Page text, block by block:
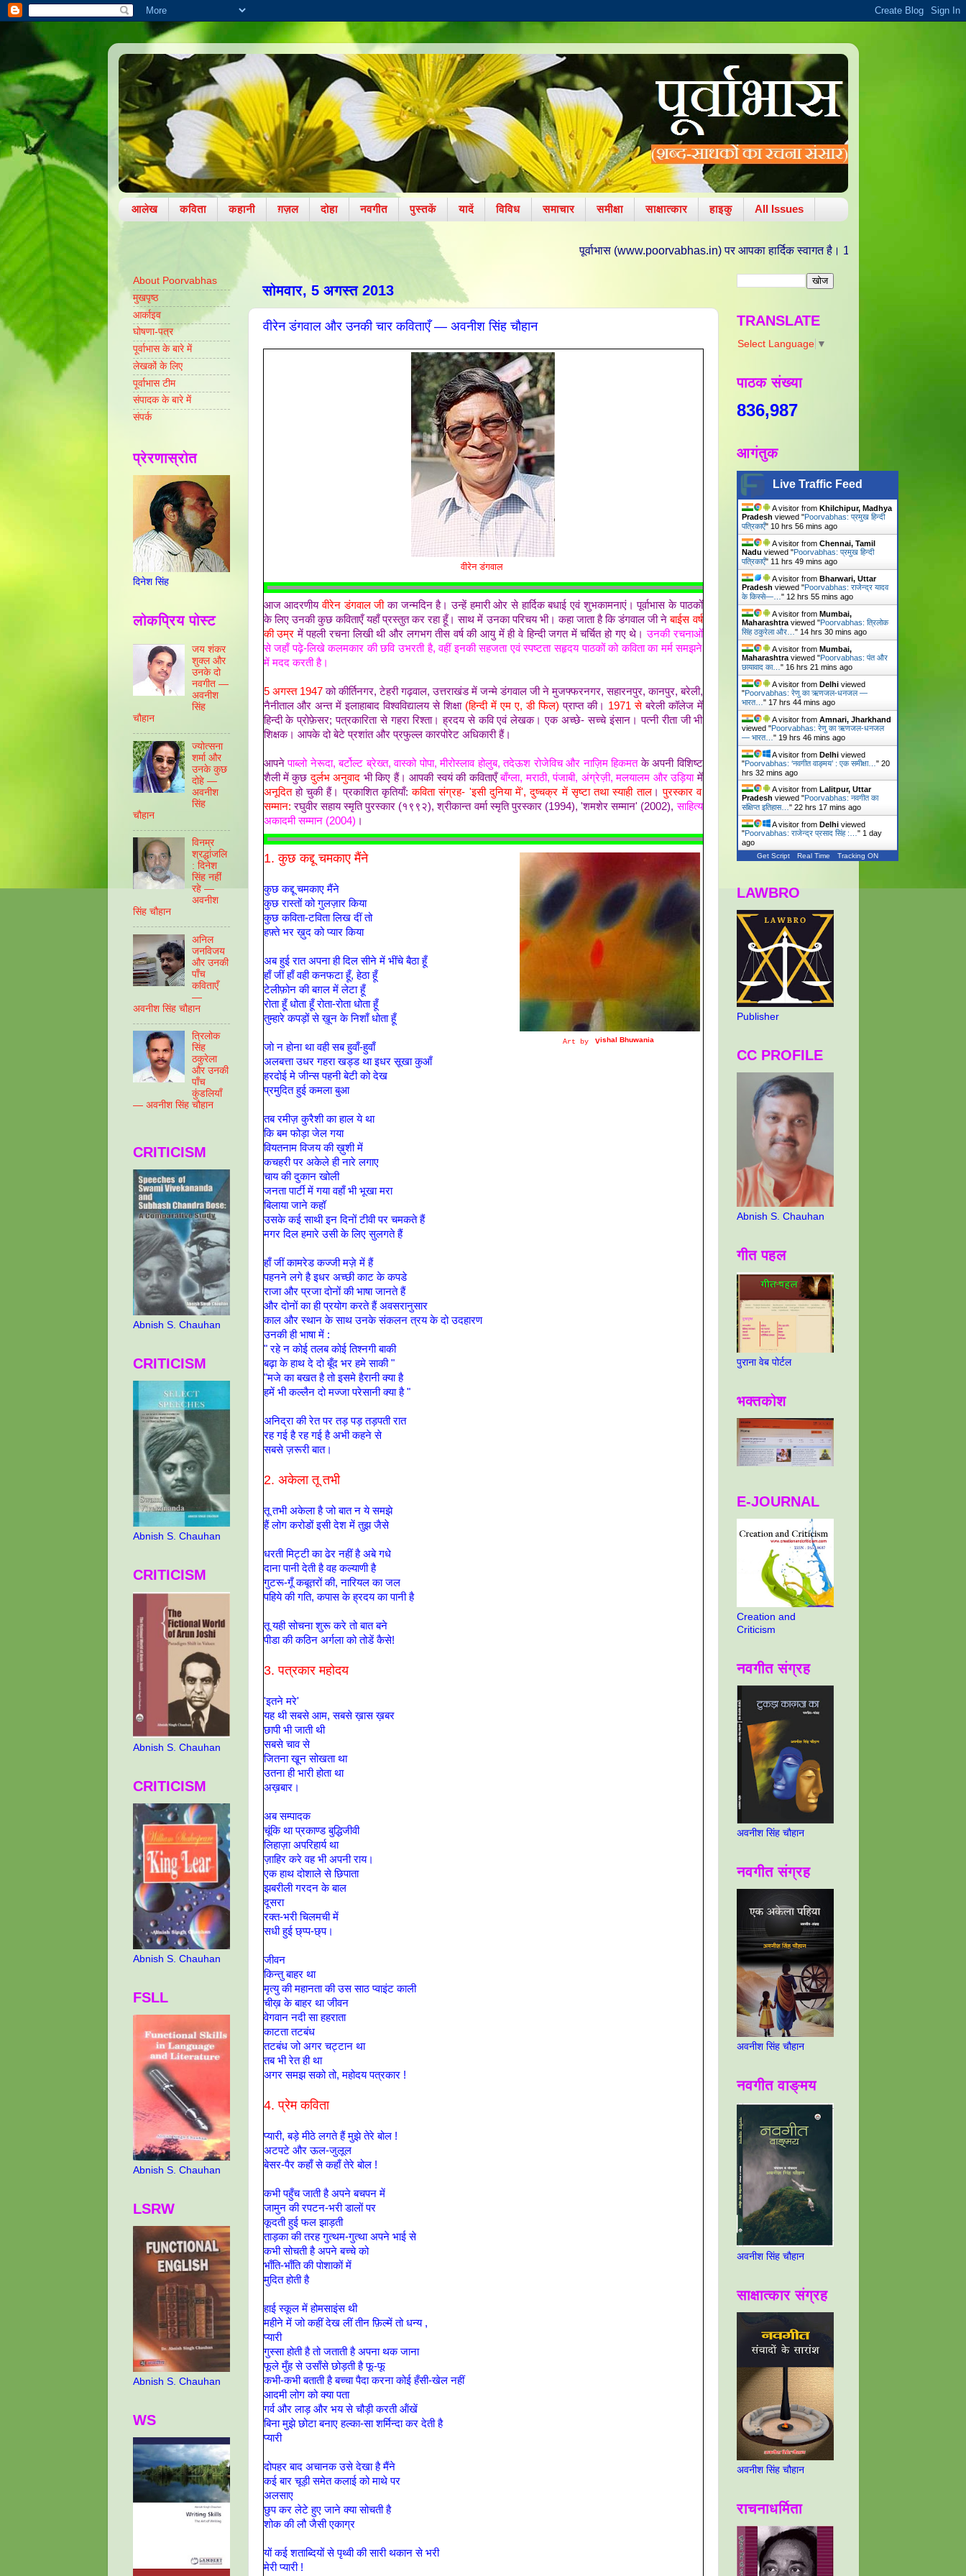
आलेख कविता कहानी ग़ज़ल दोहा नवगीत पुस्तकें यादें विविध समाचार समीक्षा साक्षात्कार हाइकु All Issues
पूर्वाभास (www.poorvabhas.in) पर आपका हार्दिक स्वागत है। 11 अक्टूबर 2010 को वरद चतुर्थी/ ललित
सोमवार, 5 अगस्त 2013
वीरेन डंगवाल और उनकी चार कविताएँ — अवनीश सिंह चौहान
वीरेन डंगवाल
आज आदरणीयवीरेन डंगवाल जीका जन्मदिन है। उन्हें हमारी ओर से हार्दिक बधाई एवं शुभकामनाएं। पूर्वाभास के पाठकों
के लिए उनकी कुछ कविताएँ यहाँ प्रस्तुत कर रहा हूँ। साथ में उनका परिचय भी।कहा जाता है कि डंगवाल जी नेबाईस वर्ष
की उम्र में पहली रचना लिखी थी और लगभग तीस वर्ष की आयु में ही वे हिन्दी जगत में चर्चित हो गए थे। उनकी रचनाओं
से जहाँ पढ़े-लिखे कलमकार की छवि उभरती है, वहीं इनकी सहजता एवं स्पष्टता सहृदय पाठकों को कविता का मर्म समझने
में मदद करती है।
5 अगस्त 1947को कीर्तिनगर, टेहरी गढ़वाल, उत्तराखंड में जन्मे डंगवाल जी ने मुजफ्फरनगर, सहारनपुर, कानपुर, बरेली,
नैनीताल और अन्त में इलाहाबाद विश्वविद्यालय से शिक्षा (हिन्दी में एम ए, डी फिल) प्राप्त की। 1971 सेबरेली कॉलेज में
हिन्दी के प्रोफ़ेसर; पत्रकारिता से गहरा रिश्ता। ह्रदय से कवि एवं लेखक। एक अच्छे- सच्चे इंसान। पत्नी रीता जी भी
शिक्षक। आपके दो बेटे प्रशांत और प्रफुल्ल कारपोरेट अधिकारी हैं।
आपनेपाब्लो नेरूदा, बर्टोल्ट ब्रेख्त, वास्को पोपा, मीरोस्लाव होलुब, तदेऊश रोजेविच और नाज़िम हिकमतके अपनी विशिष्ट
शैली में कुछदुर्लभ अनुवाद भी किए हैं। आपकी स्वयं की कविताएँबाँग्ला, मराठी, पंजाबी, अंग्रेज़ी, मलयालम और उड़ियामें
अनूदितहो चुकी हैं।प्रकाशित कृतियाँ:कविता संग्रह- 'इसी दुनिया में', दुष्चक्र में सृष्टा तथा स्याही ताल। पुरस्कार व
सम्मान: रघुवीर सहाय स्मृति पुरस्कार (१९९२), श्रीकान्त वर्मा स्मृति पुरस्कार (1994), 'शमशेर सम्मान' (2002),साहित्य
अकादमी सम्मान (2004) ।
Art by Vishal Bhuwania
1. कुछ कद्दू चमकाए मैंने
कुछ कद्दू चमकाए मैंने
कुछ रास्तों को गुलज़ार किया
कुछ कविता-टविता लिख दीं तो
हफ़्ते भर ख़ुद को प्यार किया
अब हुई रात अपना ही दिल सीने में भींचे बैठा हूँ
हाँ जीं हाँ वही कनफटा हूँ, हेठा हूँ
टेलीफ़ोन की बग़ल में लेटा हूँ
रोता हूँ धोता हूँ रोता-रोता धोता हूँ
तुम्हारे कपड़ों से ख़ून के निशाँ धोता हूँ
जो न होना था वही सब हुवाँ-हुवाँ
अलबत्ता उधर गहरा खड्ड था इधर सूखा कुआँ
हरदोई मे जीन्स पहनी बेटी को देख
प्रमुदित हुई कमला बुआ
तब रमीज़ कुरैशी का हाल ये था
कि बम फोड़ा जेल गया
वियतनाम विजय की ख़ुशी में
कचहरी पर अकेले ही नारे लगाए
चाय की दुकान खोली
जनता पार्टी में गया वहाँ भी भूखा मरा
बिलाया जाने कहॉ
उसके कई साथी इन दिनों टीवी पर चमकते हैं
मगर दिल हमारे उसी के लिए सुलगते हैं
हाँ जीं कामरेड कज्जी मज़े में हैं
पहनने लगे है इधर अच्छी काट के कपडे
राजा और प्रजा दोनों की भाषा जानते हैं
और दोनों का ही प्रयोग करते हैं अवसरानुसार
काल और स्थान के साथ उनके संकलन त्रय के दो उदहारण
उनकी ही भाषा में :
" रहे न कोई तलब कोई तिश्नगी बाकी
बढ़ा के हाथ दे दो बूँद भर हमे साकी "
"मजे का बखत है तो इसमे हैरानी क्या है
हमें भी कल्लैन दो मज्जा परेसानी क्या है "
अनिद्रा की रेत पर तड़ पड़ तड़पती रात
रह गई है रह गई है अभी कहने से
सबसे ज़रूरी बात।
2. अकेला तू तभी
तू तभी अकेला है जो बात न ये समझे
हैं लोग करोडों इसी देश में तुझ जैसे
धरती मिट्टी का ढेर नहीं है अबे गधे
दाना पानी देती है वह कल्याणी है
गुटरू-गूँ कबूतरों की, नारियल का जल
पहिये की गति, कपास के ह्रदय का पानी है
तू यही सोचना शुरू करे तो बात बने
पीडा की कठिन अर्गला को तोडें कैसे!
3. पत्रकार महोदय
'इतने मरे'
यह थी सबसे आम, सबसे ख़ास ख़बर
छापी भी जाती थी
सबसे चाव से
जितना खू़न सोखता था
उतना ही भारी होता था
अख़बार।
अब सम्पादक
चूंकि था प्रकाण्ड बुद्धिजीवी
लिहाज़ा अपरिहार्य था
ज़ाहिर करे वह भी अपनी राय।
एक हाथ दोशाले से छिपाता
झबरीली गरदन के बाल
दूसरा
रक्त-भरी चिलमची में
सधी हुई छ्प्प-छ्प।
जीवन
किन्तु बाहर था
मृत्यु की महानता की उस साठ प्वाइंट काली
चीख़ के बाहर था जीवन
वेगवान नदी सा हहराता
काटता तटबंध
तटबंध जो अगर चट्टान था
तब भी रेत ही था
अगर समझ सको तो, महोदय पत्रकार !
4. प्रेम कविता
प्यारी, बड़े मीठे लगते हैं मुझे तेरे बोल !
अटपटे और ऊल-जुलूल
बेसर-पैर कहाँ से कहाँ तेरे बोल !
कभी पहुँच जाती है अपने बचपन में
जामुन की रपटन-भरी डालों पर
कूदती हुई फल झाड़ती
ताड़का की तरह गुत्थम-गुत्था अपने भाई से
कभी सोचती है अपने बच्चे को
भाँति-भाँति की पोशाकों में
मुदित होती है
हाई स्कूल में होमसाइंस थी
महीने में जो कहीं देख लीं तीन फ़िल्में तो धन्य ,
प्यारी
गुस्सा होती है तो जताती है अपना थक जाना
फूले मुँह से उसाँसे छोड़ती है फू-फू
कभी-कभी बताती है बच्चा पैदा करना कोई हँसी-खेल नहीं
आदमी लोग को क्या पता
गर्व और लाड़ और भय से चौड़ी करती ऑंखें
बिना मुझे छोटा बनाए हल्का-सा शर्मिन्दा कर देती है
प्यारी
दोपहर बाद अचानक उसे देखा है मैंने
कई बार चूड़ी समेत कलाई को माथे पर
अलसाए
छुप कर लेटे हुए जाने क्या सोचती है
शोक की लौ जैसी एकाग्र
यों कई शताब्दियों से पृथ्वी की सारी थकान से भरी
मेरी प्यारी !
About Poorvabhas
मुखपृष्ठ
आर्काइव
घोषणा-पत्र
पूर्वाभास के बारे में
लेखकों के लिए
पूर्वाभास टीम
संपादक के बारे में
संपर्क
प्रेरणास्रोत
दिनेश सिंह
लोकप्रिय पोस्ट
जय शंकर
शुक्ल और
उनके दो
नवगीत —
अवनीश
सिंह
चौहान
ज्योत्सना
शर्मा और
उनके कुछ
दोहे —
अवनीश
सिंह
चौहान
विनम्र
श्रद्धांजलि
: दिनेश
सिंह नहीं
रहे —
अवनीश
सिंह चौहान
अनिल
जनविजय
और उनकी
पाँच
कविताएँ
—
अवनीश सिंह चौहान
त्रिलोक
सिंह
ठकुरेला
और उनकी
पाँच
कुंडलियाँ
— अवनीश सिंह चौहान
CRITICISM
Abnish S. Chauhan
CRITICISM
Abnish S. Chauhan
CRITICISM
Abnish S. Chauhan
CRITICISM
Abnish S. Chauhan
FSLL
Abnish S. Chauhan
LSRW
Abnish S. Chauhan
WS
TRANSLATE
Select Language ▼
पाठक संख्या
836,987
आगंतुक
Live Traffic Feed
A visitor from Khilchipur, Madhya
Pradesh viewed "Poorvabhas: प्रमुख हिन्दी
पत्रिकाएँ" 10 hrs 56 mins ago
A visitor from Chennai, Tamil
Nadu viewed "Poorvabhas: प्रमुख हिन्दी
पत्रिकाएँ" 11 hrs 49 mins ago
A visitor from Bharwari, Uttar
Pradesh viewed "Poorvabhas: राजेन्द्र यादव
के किस्से—… " 12 hrs 55 mins ago
A visitor from Mumbai,
Maharashtraviewed "Poorvabhas: त्रिलोक
सिंह ठकुरेला और… " 14 hrs 30 mins ago
A visitor from Mumbai,
Maharashtraviewed "Poorvabhas: पंत और
छायावाद का… " 16 hrs 21 mins ago
A visitor from Delhiviewed
"Poorvabhas: रेणु का ऋणजल-धनजल —
भारत… " 17 hrs 44 mins ago
A visitor from Amnari, Jharkhand
viewed "Poorvabhas: रेणु का ऋणजल-धनजल
— भारत… " 19 hrs 47 mins ago
A visitor from Delhiviewed
"Poorvabhas: ‘नवगीत वाङ्मय’ : एक समीक्षा… " 20
hrs 32 mins ago
A visitor from Lalitpur, Uttar
Pradesh viewed "Poorvabhas: नवगीत का
संक्षिप्त इतिहास… " 22 hrs 17 mins ago
A visitor from Delhiviewed
"Poorvabhas: राजेन्द्र प्रसाद सिंह :… " 1 day
ago
Get Script Real Time Tracking ON
LAWBRO
Publisher
CC PROFILE
Abnish S. Chauhan
गीत पहल
पुराना वेब पोर्टल
भक्तकोश
E-JOURNAL
Creation and
Criticism
नवगीत संग्रह
अवनीश सिंह चौहान
नवगीत संग्रह
अवनीश सिंह चौहान
नवगीत वाङ्मय
अवनीश सिंह चौहान
साक्षात्कार संग्रह
अवनीश सिंह चौहान
राचनाधर्मिता